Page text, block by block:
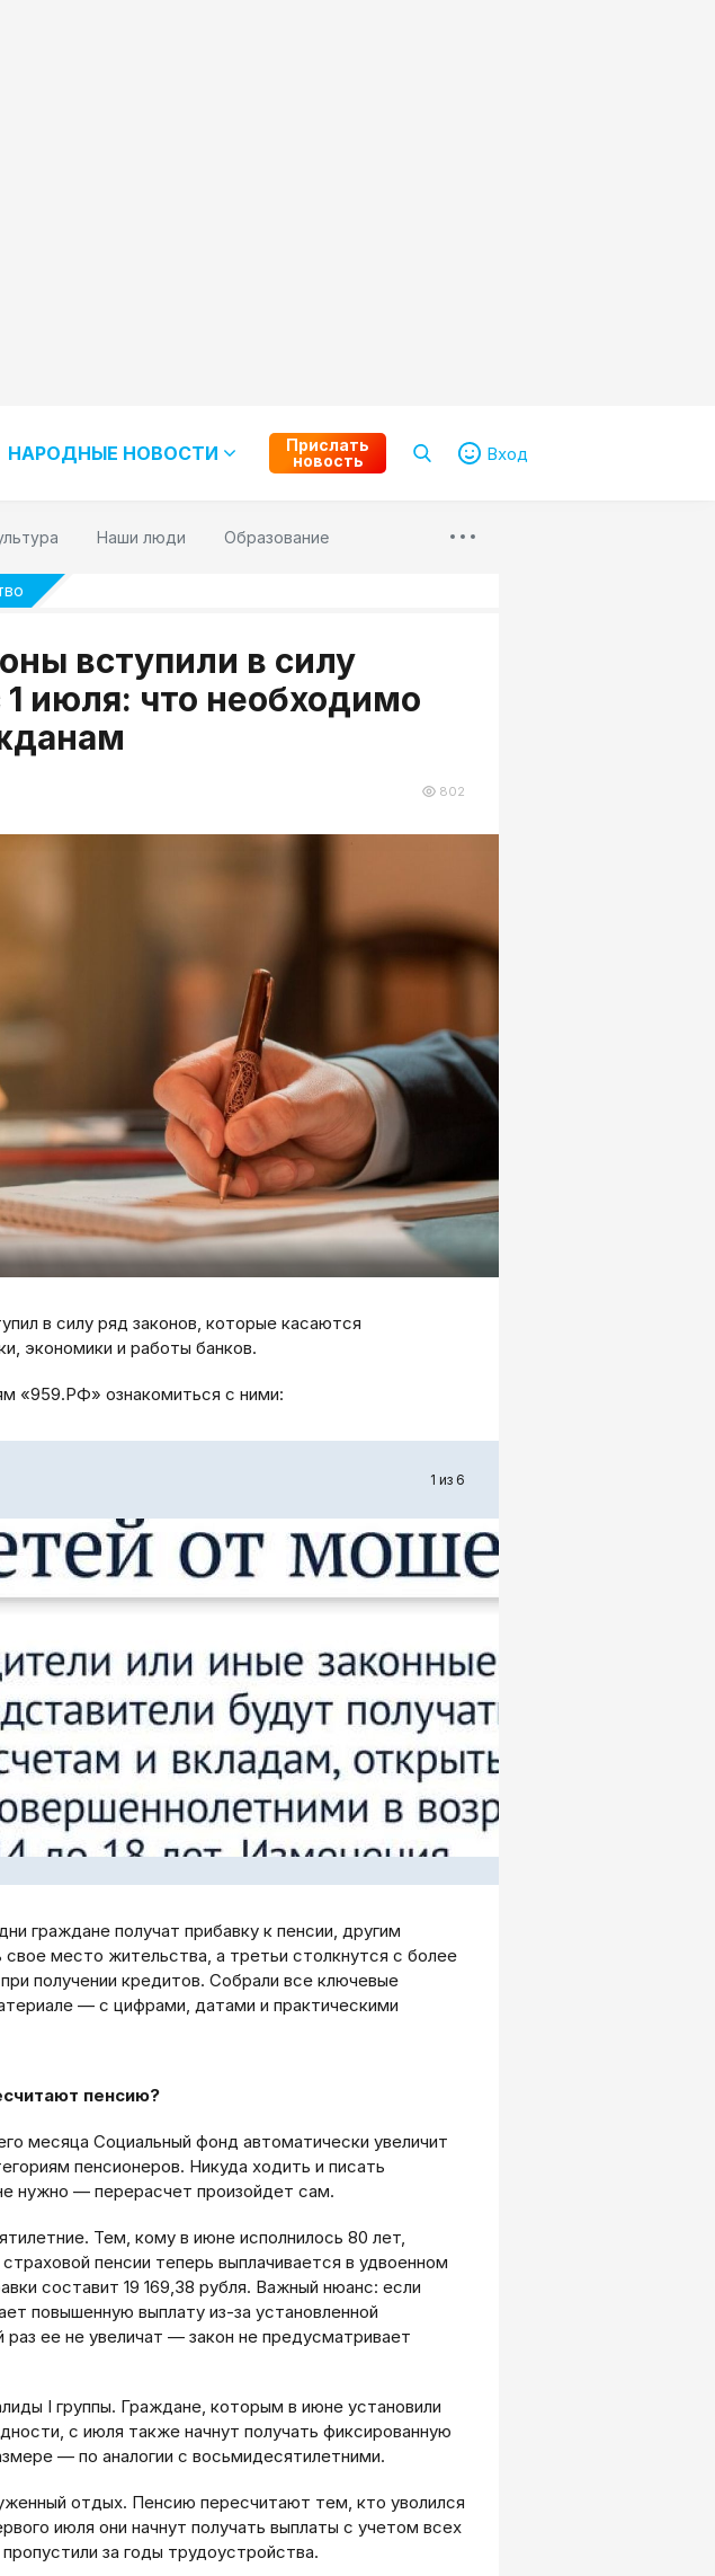
НАРОДНЫЕ НОВОСТИ
Прислать
новость
Вход
Наши люди Образование
вступили в силу
1 июля: что необходимо
802
в силу ряд законов, которые касаются
экономики и работы банков.
«959.РФ» ознакомиться с ними:
1 из 6
граждане получат прибавку к пенсии, другим
свое место жительства, а третьи столкнутся с более
получении кредитов. Собрали все ключевые
— с цифрами, датами и практическими
пенсию?
месяца Социальный фонд автоматически увеличит
пенсионеров. Никуда ходить и писать
нужно — перерасчет произойдет сам.
Тем, кому в июне исполнилось 80 лет,
пенсии теперь выплачивается в удвоенном
составит 19 169,38 рубля. Важный нюанс: если
повышенную выплату из-за установленной
раз ее не увеличат — закон не предусматривает
I группы. Граждане, которым в июне установили
с июля также начнут получать фиксированную
— по аналогии с восьмидесятилетними.
отдых. Пенсию пересчитают тем, кто уволился
июля они начнут получать выплаты с учетом всех
за годы трудоустройства.